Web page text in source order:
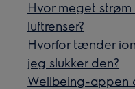
Hvor meget
luftrenser?
Hvorfor tænder
jeg slukker den?
Wellbeing-appen